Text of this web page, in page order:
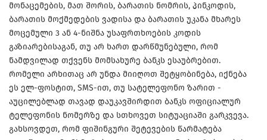
მონაცემების, მათ შორის, ბარათის ნომრის, პინკოდის,
ბარათის მოქმედების ვადისა და ბარათის უკანა მხარეს
მოცემული 3 ან 4-ნიშნა უსაფრთხოების კოდის
გაზიარებისაგან, თუ არ ხართ დარწმუნებული, რომ
ნამდვილად თქვენს მომსახურე ბანკს ესაუბრებით.
რომელი არხითაც არ უნდა მიიღოთ შეტყობინება, იქნება
ეს ელ-ფოსტით, SMS-ით, თუ სატელეფონო ზარით -
აუცილებლად თავად დაუკავშირდით ბანკს ოფიციალურ
ტელეფონის ნომერზე და სთხოვეთ სიტუაციაში გარკვევა.
გახსოვდეთ, რომ ფიშინგური შეტევების წარმატება